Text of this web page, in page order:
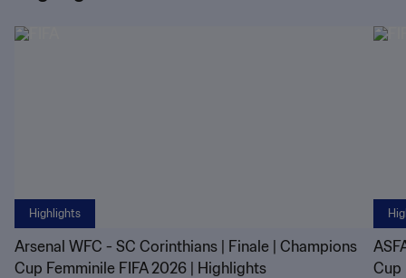
Highlights
Arsenal WFC - SC Corinthians | Finale | Champions
Cup Femminile FIFA 2026 | Highlights
Cup